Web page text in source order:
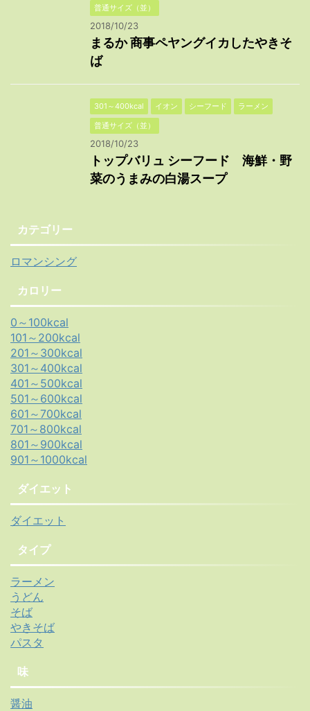
普通サイズ（並）
2018/10/23
まるか 商事ペヤングイカしたやきそ
ば
301～400kcal イオン シーフード
ラーメン
普通サイズ（並）
2018/10/23
トップバリュ シーフード 海鮮・野
菜のうまみの白湯スープ
カテゴリー
ロマンシング
カロリー
0～100kcal
101～200kcal
201～300kcal
301～400kcal
401～500kcal
501～600kcal
601～700kcal
701～800kcal
801～900kcal
901～1000kcal
ダイエット
ダイエット
タイプ
ラーメン
うどん
そば
やきそば
パスタ
味
醤油